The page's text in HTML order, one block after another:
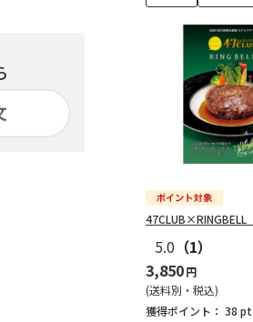
5.0 （1）
3,850円
(送料別・税込)
獲得ポイント： 38 pt